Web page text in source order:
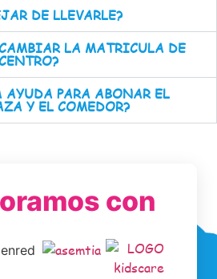
DE LLEVARLE?
LA MATRICULA DE
PARA ABONAR EL
Y EL COMEDOR?
con